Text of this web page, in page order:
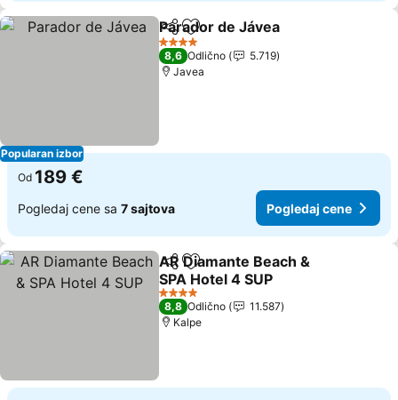
Popularan izbor
Deli Dodati u favorite
Parador de Jávea
4 Zvezdice
8,6 Odlično
5.719
Javea
Od 189 €
Pogledaj cene sa 7 sajtova Pogledaj cene
Deli Dodati u favorite
AR Diamante Beach &
SPA Hotel 4 SUP
Pogledaj cene
4 Zvezdice
8,8 Odlično
11.587
Kalpe